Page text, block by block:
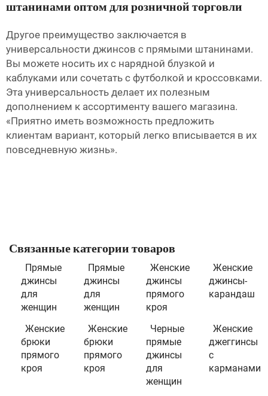
штанинами оптом для розничной торговли
Другое преимущество заключается в
универсальности джинсов с прямыми штанинами.
Вы можете носить их с нарядной блузкой и
каблуками или сочетать с футболкой и кроссовками.
Эта универсальность делает их полезным
дополнением к ассортименту вашего магазина.
«Приятно иметь возможность предложить
клиентам вариант, который легко вписывается в их
повседневную жизнь».
Связанные категории товаров
Прямые
джинсы
для
женщин
Прямые
джинсы
для
женщин
Женские
джинсы
прямого
кроя
Женские
джинсы-
карандаш
Женские
брюки
прямого
кроя
Женские
брюки
прямого
кроя
Черные
прямые
джинсы
для
женщин
Женские
джеггинсы
с
карманами